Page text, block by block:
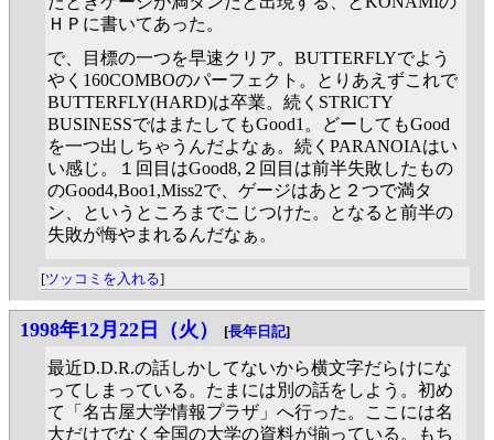
ＨＰに書いてあった。
で、目標の一つを早速クリア。BUTTERFLYでよう
やく160COMBOのパーフェクト。とりあえずこれで
BUTTERFLY(HARD)は卒業。続くSTRICTY
BUSINESSではまたしてもGood1。どーしてもGood
を一つ出しちゃうんだよなぁ。続くPARANOIAはい
い感じ。１回目はGood8,２回目は前半失敗したもの
のGood4,Boo1,Miss2で、ゲージはあと２つで満タ
ン、というところまでこじつけた。となると前半の
失敗が悔やまれるんだなぁ。
[ツッコミを入れる]
1998年12月22日（火） [長年日記]
最近D.D.R.の話しかしてないから横文字だらけにな
ってしまっている。たまには別の話をしよう。初め
て「名古屋大学情報プラザ」へ行った。ここには名
大だけでなく全国の大学の資料が揃っている。もち